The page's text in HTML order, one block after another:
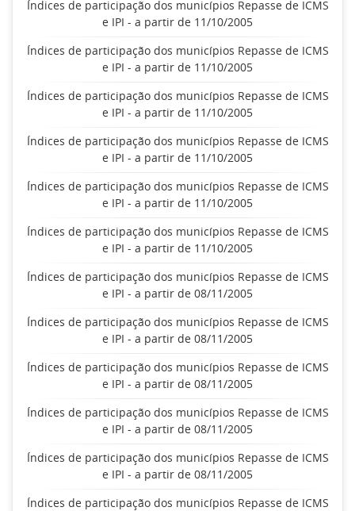
Índices de participação dos municípios Repasse de ICMS
e IPI - a partir de 11/10/2005
Índices de participação dos municípios Repasse de ICMS
e IPI - a partir de 11/10/2005
Índices de participação dos municípios Repasse de ICMS
e IPI - a partir de 11/10/2005
Índices de participação dos municípios Repasse de ICMS
e IPI - a partir de 11/10/2005
Índices de participação dos municípios Repasse de ICMS
e IPI - a partir de 11/10/2005
Índices de participação dos municípios Repasse de ICMS
e IPI - a partir de 11/10/2005
Índices de participação dos municípios Repasse de ICMS
e IPI - a partir de 08/11/2005
Índices de participação dos municípios Repasse de ICMS
e IPI - a partir de 08/11/2005
Índices de participação dos municípios Repasse de ICMS
e IPI - a partir de 08/11/2005
Índices de participação dos municípios Repasse de ICMS
e IPI - a partir de 08/11/2005
Índices de participação dos municípios Repasse de ICMS
e IPI - a partir de 08/11/2005
Índices de participação dos municípios Repasse de ICMS